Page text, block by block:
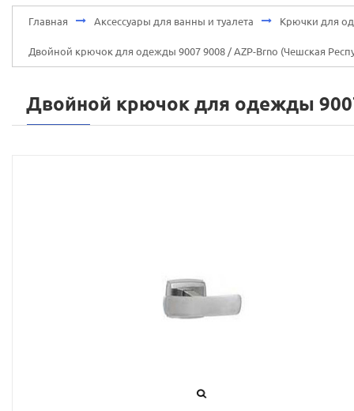
Главная Аксессуары для ванны и туалета Крючки для
Двойной крючок для одежды 9007 9008 / AZP-Brno (Чешская
Двойной крючок для одежды